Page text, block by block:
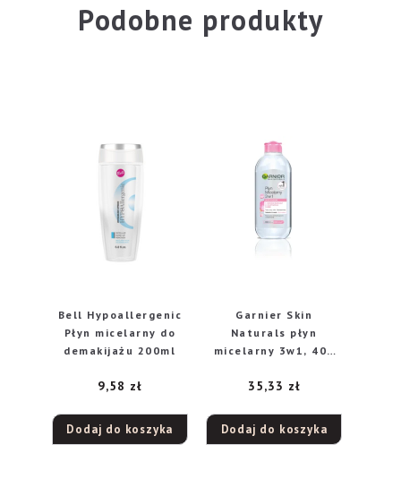
Podobne produkty
Bell Hypoallergenic
Płyn micelarny do
demakijażu 200ml
9,58 zł
Dodaj do koszyka
Garnier Skin
Naturals płyn
micelarny 3w1, 400
35,33 zł
Dodaj do koszyka